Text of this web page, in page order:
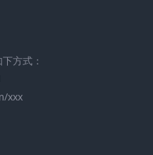
方式：
xxx